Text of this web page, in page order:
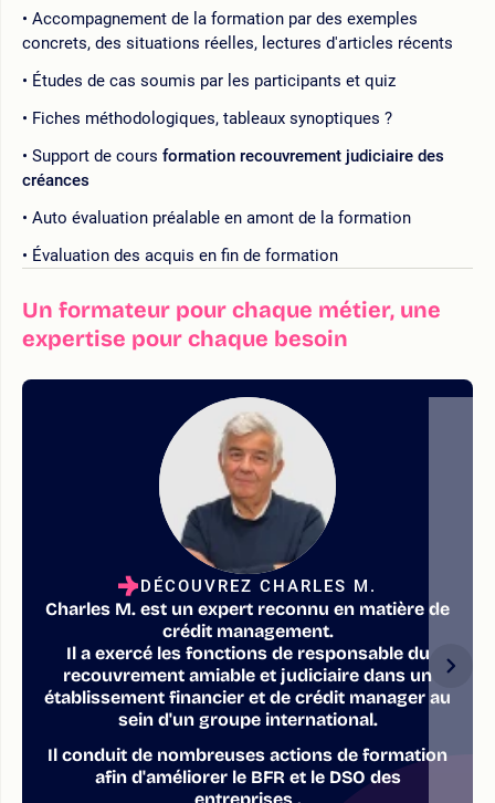
Accompagnement de la formation par des exemples
concrets, des situations réelles, lectures d'articles récents
Études de cas soumis par les participants et quiz
Fiches méthodologiques, tableaux synoptiques ?
Support de cours formation recouvrement judiciaire des
créances
Auto évaluation préalable en amont de la formation
Évaluation des acquis en fin de formation
Un formateur pour chaque métier, une
expertise pour chaque besoin
DÉCOUVREZ CHARLES M.
Charles M. est un expert reconnu en matière de
crédit management.
Il a exercé les fonctions de responsable du
recouvrement amiable et judiciaire dans un
établissement financier et de crédit manager au
sein d'un groupe international.
Il conduit de nombreuses actions de formation
afin d'améliorer le BFR et le DSO des
entreprises .